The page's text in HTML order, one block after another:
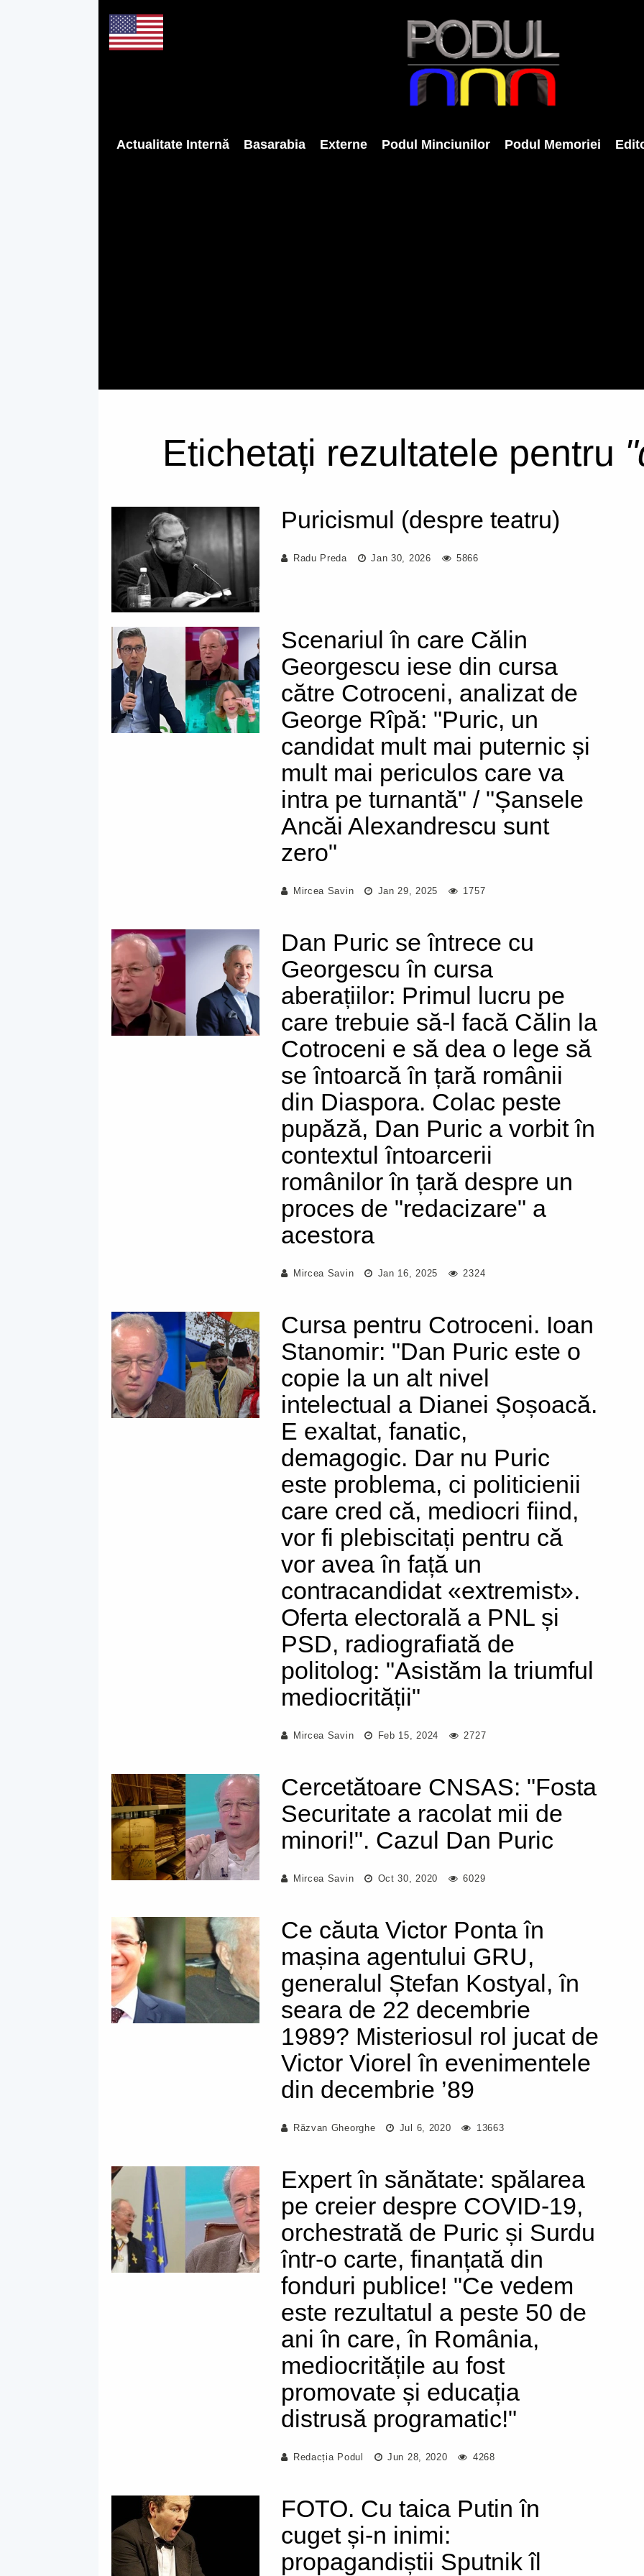
Actualitate Internă Basarabia Externe Podul Minciunilor Podul Memoriei
Etichetați rezultatele pentru
Puricismul (despre teatru)
Radu Preda Jan 30, 2026 5866
Scenariul în care Călin
Georgescu iese din cursa
către Cotroceni, analizat de
George Rîpă: "Puric, un
candidat mult mai puternic și
mult mai periculos care va
intra pe turnantă" / "Șansele
Ancăi Alexandrescu sunt
zero"
Mircea Savin Jan 29, 2025 1757
Dan Puric se întrece cu
Georgescu în cursa
aberațiilor: Primul lucru pe
care trebuie să-l facă Călin la
Cotroceni e să dea o lege să
se întoarcă în țară românii
din Diaspora. Colac peste
pupăză, Dan Puric a vorbit în
contextul întoarcerii
românilor în țară despre un
proces de "redacizare" a
acestora
Mircea Savin Jan 16, 2025 2324
Cursa pentru Cotroceni. Ioan
Stanomir: "Dan Puric este o
copie la un alt nivel
intelectual a Dianei Șoșoacă.
E exaltat, fanatic,
demagogic. Dar nu Puric
este problema, ci politicienii
care cred că, mediocri fiind,
vor fi plebiscitați pentru că
vor avea în față un
contracandidat «extremist».
Oferta electorală a PNL și
PSD, radiografiată de
politolog: "Asistăm la triumful
mediocrității"
Mircea Savin Feb 15, 2024 2727
Cercetătoare CNSAS: "Fosta
Securitate a racolat mii de
minori!". Cazul Dan Puric
Mircea Savin Oct 30, 2020 6029
Ce căuta Victor Ponta în
mașina agentului GRU,
generalul Ștefan Kostyal, în
seara de 22 decembrie
1989? Misteriosul rol jucat de
Victor Viorel în evenimentele
din decembrie ’89
Răzvan Gheorghe Jul 6, 2020 13663
Expert în sănătate: spălarea
pe creier despre COVID-19,
orchestrată de Puric și Surdu
într-o carte, finanțată din
fonduri publice! "Ce vedem
este rezultatul a peste 50 de
ani în care, în România,
mediocritățile au fost
promovate și educația
distrusă programatic!"
Redacția Podul Jun 28, 2020 4268
FOTO. Cu taica Putin în
cuget și-n inimi:
propagandiștii Sputnik îl